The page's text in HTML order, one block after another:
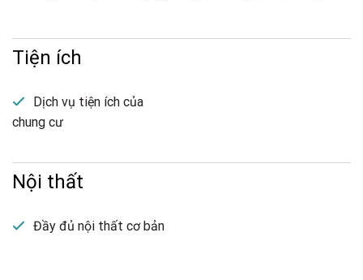
Tiện ích
Dịch vụ tiện ích của
chung cư
Nội thất
Đầy đủ nội thất cơ bản